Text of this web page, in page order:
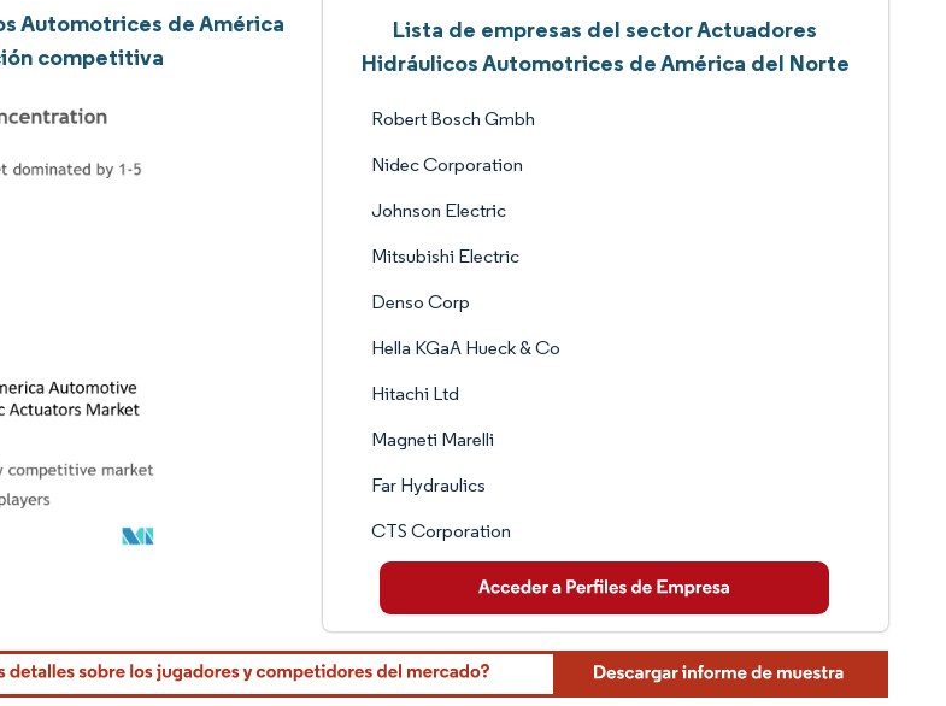
Automotrices de América
competitiva
Lista de empresas del sector Actuadores
Hidráulicos Automotrices de América del Norte
Robert Bosch Gmbh
Nidec Corporation
Johnson Electric
Mitsubishi Electric
Denso Corp
Hella KGaA Hueck & Co
Hitachi Ltd
Magneti Marelli
Far Hydraulics
CTS Corporation